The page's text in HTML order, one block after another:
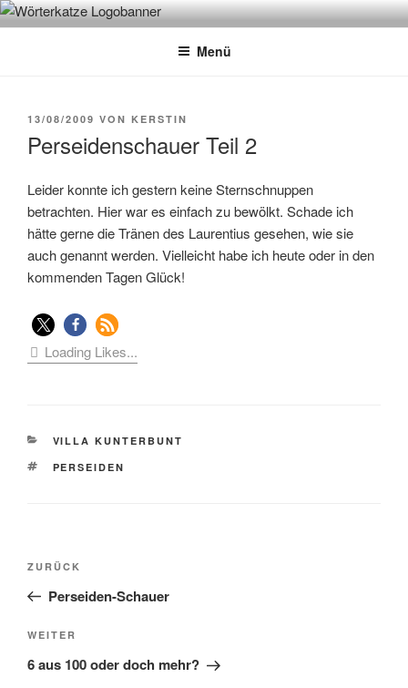
Zum
InhaltWÖRTERKATZE
Von Büchern erzählen
Menü
VERÖFFENTLICHT
13/08/2009 VON KERSTIN
Perseidenschauer Teil 2
Leider konnte ich gestern keine Sternschnuppen
betrachten. Hier war es einfach zu bewölkt. Schade ich
hätte gerne die Tränen des Laurentius gesehen, wie sie
auch genannt werden. Vielleicht habe ich heute oder in den
kommenden Tagen Glück!
Loading Likes...
KATEGORIEN
VILLA KUNTERBUNT
SCHLAGWÖRTER
PERSEIDEN
Beitragsnavigation
Vorheriger
Beitrag
ZURÜCK
Perseiden-Schauer
Nächster
Beitrag
WEITER
6 aus 100 oder doch mehr?